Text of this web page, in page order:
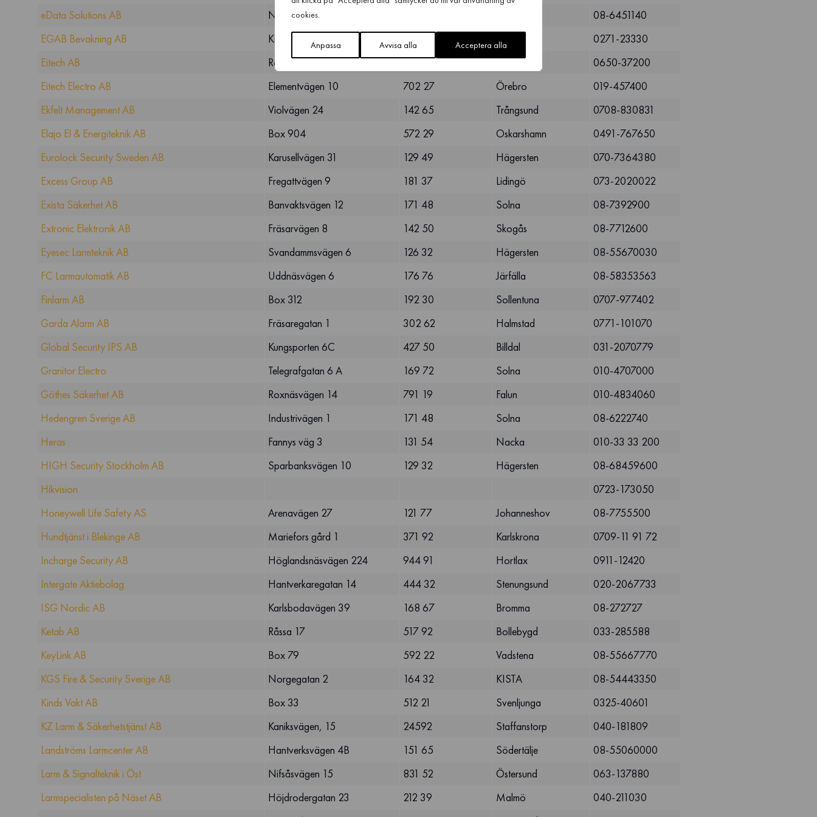
cookies.
Anpassa Avvisa alla Acceptera alla
eData Solutions AB
Nordenflychtsvägen 76
08-6451140
EGAB Bevakning AB
Knådavägen 74 828 94 Edsbyn
0271-23330
Eitech AB
Rönningevägen 4b 82434 Hudiksvall
0650-37200
Eitech Electro AB
Elementvägen 10 702 27 Örebro
019-457400
Ekfelt Management AB
Violvägen 24 142 65 Trångsund
0708-830831
Elajo El & Energiteknik AB
Box 904 572 29 Oskarshamn
0491-767650
Eurolock Security Sweden AB
Karusellvägen 31 129 49 Hägersten
070-7364380
Excess Group AB
Fregattvägen 9 181 37 Lidingö
073-2020022
Exista Säkerhet AB
Banvaktsvägen 12 171 48 Solna
08-7392900
Extronic Elektronik AB
Fräsarvägen 8 142 50 Skogås
08-7712600
Eyesec Larmteknik AB
Svandammsvägen 6 126 32 Hägersten
08-55670030
FC Larmautomatik AB
Uddnäsvägen 6 176 76 Järfälla
08-58353563
Finlarm AB
Box 312 192 30 Sollentuna
0707-977402
Garda Alarm AB
Fräsaregatan 1 302 62 Halmstad
0771-101070
Global Security IPS AB
Kungsporten 6C 427 50 Billdal
031-2070779
Granitor Electro
Telegrafgatan 6 A 169 72 Solna
010-4707000
Göthes Säkerhet AB
Roxnäsvägen 14 791 19 Falun
010-4834060
Hedengren Sverige AB
Industrivägen 1 171 48 Solna
08-6222740
Heras
Fannys väg 3 131 54 Nacka
010-33 33 200
HIGH Security Stockholm AB
Sparbanksvägen 10 129 32 Hägersten
08-68459600
Hikvision
0723-173050
Honeywell Life Safety AS
Arenavägen 27 121 77 Johanneshov
08-7755500
Hundtjänst i Blekinge AB
Mariefors gård 1 371 92 Karlskrona
0709-11 91 72
Incharge Security AB
Höglandsnäsvägen 224 944 91 Hortlax
0911-12420
Intergate Aktiebolag
Hantverkaregatan 14 444 32 Stenungsund
020-2067733
ISG Nordic AB
Karlsbodavägen 39 168 67 Bromma
08-272727
Ketab AB
Råssa 17 517 92 Bollebygd
033-285588
KeyLink AB
Box 79 592 22 Vadstena
08-55667770
KGS Fire & Security Sverige AB
Norgegatan 2 164 32 KISTA
08-54443350
Kinds Vakt AB
Box 33 512 21 Svenljunga
0325-40601
KZ Larm & Säkerhetstjänst AB
Kaniksvägen, 15 24592 Staffanstorp
040-181809
Landströms Larmcenter AB
Hantverksvägen 4B 151 65 Södertälje
08-55060000
Larm & Signalteknik i Öst
Nifsåsvägen 15 831 52 Östersund
063-137880
Larmspecialisten på Näset AB
Höjdrodergatan 23 212 39 Malmö
040-211030